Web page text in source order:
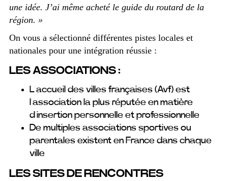
une idée. J’ai même acheté le guide du routard de la
région. »
On vous a sélectionné différentes pistes locales et
nationales pour une intégration réussie :
LES ASSOCIATIONS :
L’accueil des villes françaises (Avf) est
l’association la plus réputée en matière
d’insertion personnelle et professionnelle
De multiples associations sportives ou
parentales existent en France dans chaque
ville
LES SITES DE RENCONTRES